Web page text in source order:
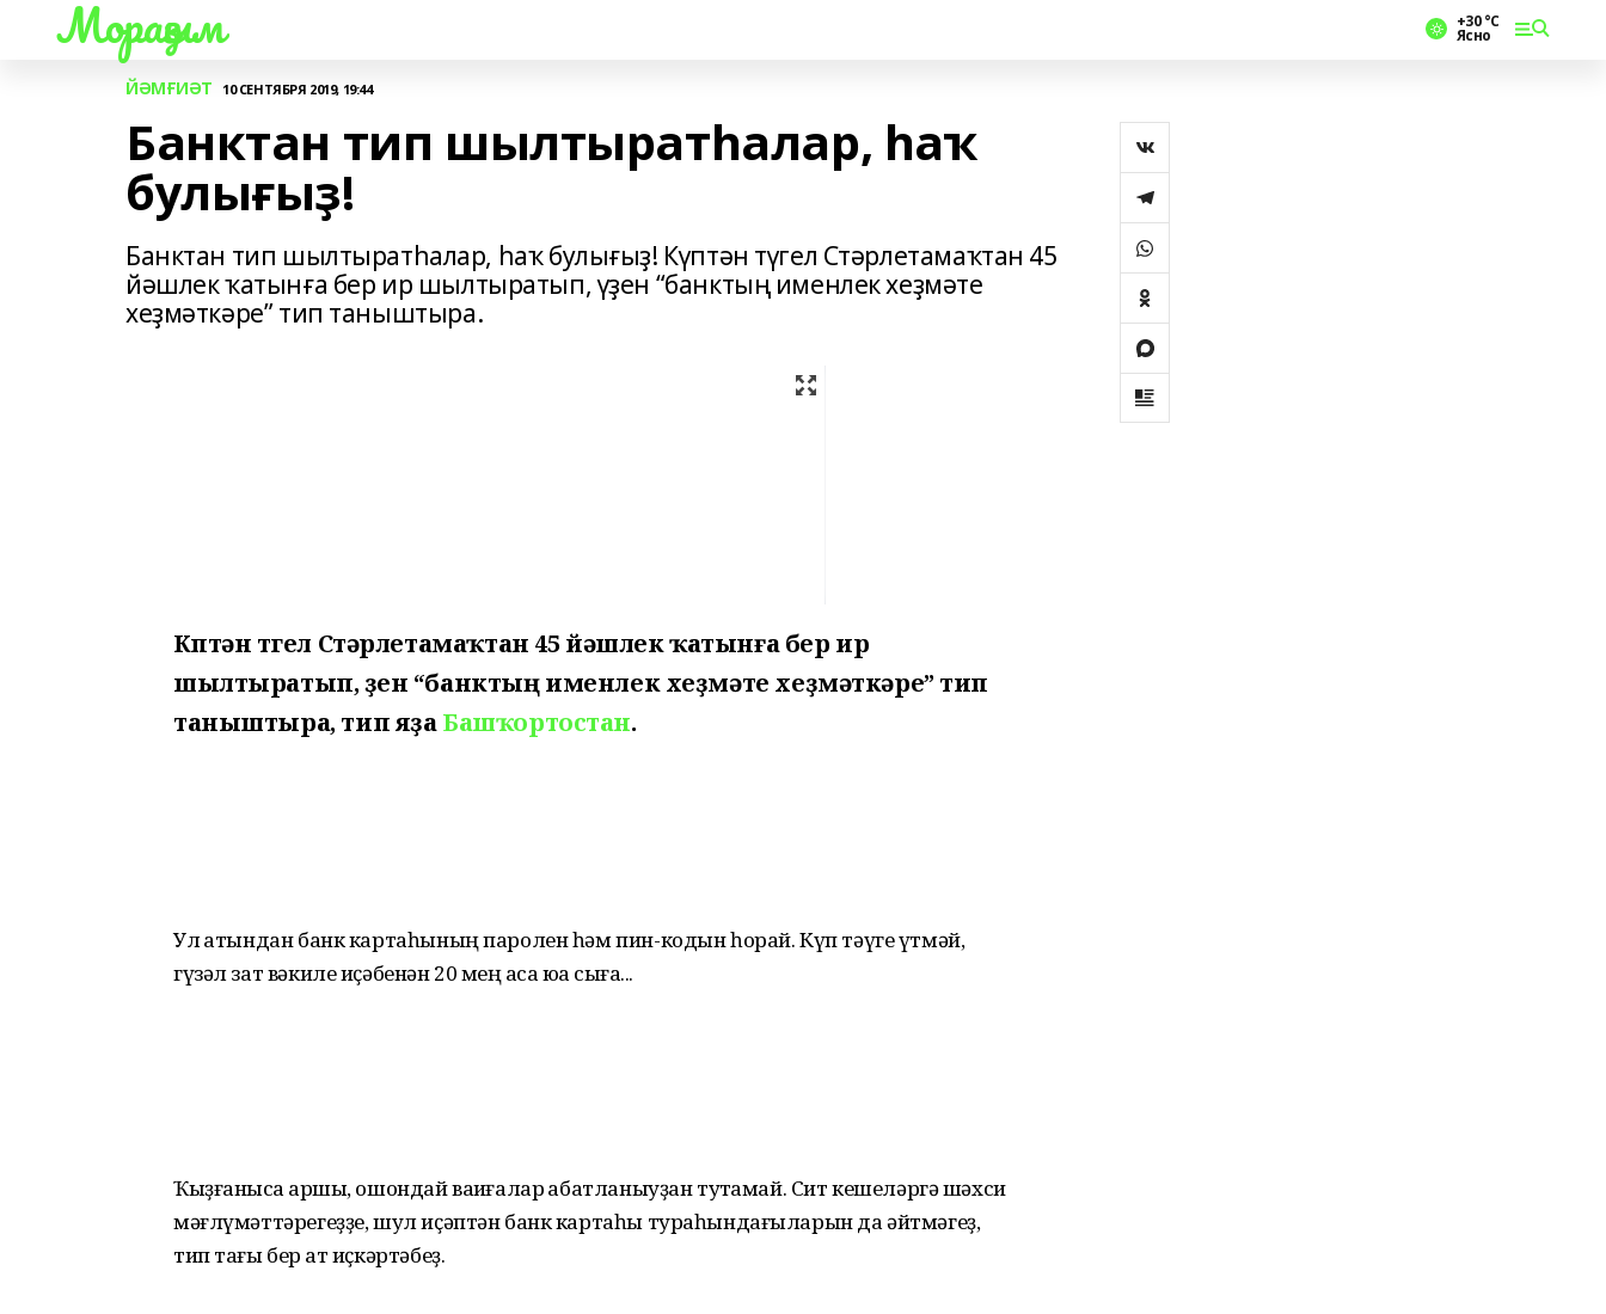
Мораҙым +30 °С
Ясно
ЙӘМҒИӘТ 10 СЕНТЯБРЯ 2019, 19:44
Банктан тип шылтыратһалар, һаҡ
булығыҙ!
Банктан тип шылтыратһалар, һаҡ булығыҙ! Күптән түгел Стәрлетамаҡтан 45
йәшлек ҡатынға бер ир шылтыратып, үҙен “банктың именлек хеҙмәте
хеҙмәткәре” тип таныштыра.
Күптән түгел Стәрлетамаҡтан 45 йәшлек ҡатынға бер ир
шылтыратып, үҙен “банктың именлек хеҙмәте хеҙмәткәре” тип
таныштыра, тип яҙаБашҡортостан.
Ул ҡатындан банк картаһының паролен һәм пин-кодын һорай. Күп тәүге үтмәй,
гүзәл зат вәкиле иҫәбенән 20 мең аҡса юҡҡа сыға...
Ҡыҙғанысҡа ҡаршы, ошондай ваҡиғалар ҡабатланыуҙан туҡтамай. Сит кешеләргә шәхси
мәғлүмәттәрегеҙҙе, шул иҫәптән банк картаһы тураһындағыларын да әйтмәгеҙ,
тип тағы бер ҡат иҫкәртәбеҙ.